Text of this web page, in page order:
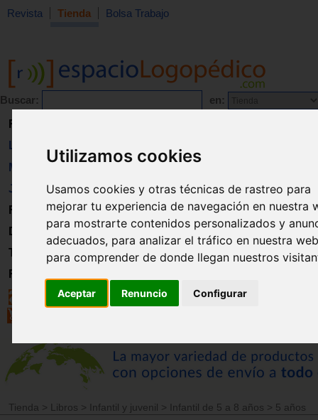
Utilizamos cookies
Usamos cookies y otras técnicas de rastreo para
mejorar tu experiencia de navegación en nuestra
para mostrarte contenidos personalizados y
adecuados, para analizar el tráfico en nuestra
para comprender de donde llegan nuestros
Aceptar Renuncio Configurar
Revista Tienda Bolsa Trabajo
Buscar: en:
Revista
Libros
Material
Juguetes
Formación
Directorio
Trabajo
Registro
Tienda > Libros > Infantil y juvenil > Infantil de 5 a 8 años > 5 años